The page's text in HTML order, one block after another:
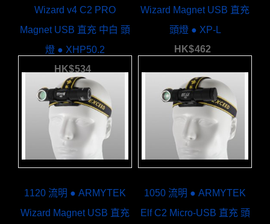
Wizard v4 C2 PRO
Magnet USB 直充 中白 頭
燈 ● XHP50.2
HK$534
Wizard Magnet USB 直充
頭燈 ● XP-L
HK$462
1120 流明 ● ARMYTEK
Wizard Magnet USB 直充
1050 流明 ● ARMYTEK
Elf C2 Micro-USB 直充 頭